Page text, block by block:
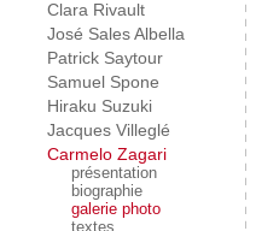
Clara Rivault
José Sales Albella
Patrick Saytour
Samuel Spone
Hiraku Suzuki
Jacques Villeglé
Carmelo Zagari
présentation
biographie
galerie photo
textes